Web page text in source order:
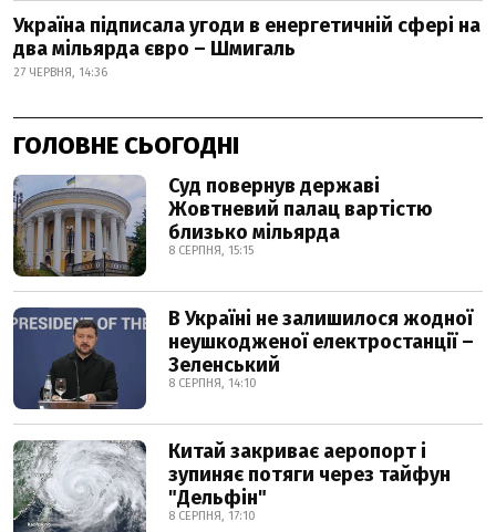
Україна підписала угоди в енергетичній сфері на
два мільярда євро – Шмигаль
27 ЧЕРВНЯ, 14:36
ГОЛОВНЕ СЬОГОДНІ
Суд повернув державі
Жовтневий палац вартістю
близько мільярда
8 СЕРПНЯ, 15:15
В Україні не залишилося жодної
неушкодженої електростанції –
Зеленський
8 СЕРПНЯ, 14:10
Китай закриває аеропорт і
зупиняє потяги через тайфун
"Дельфін"
8 СЕРПНЯ, 17:10